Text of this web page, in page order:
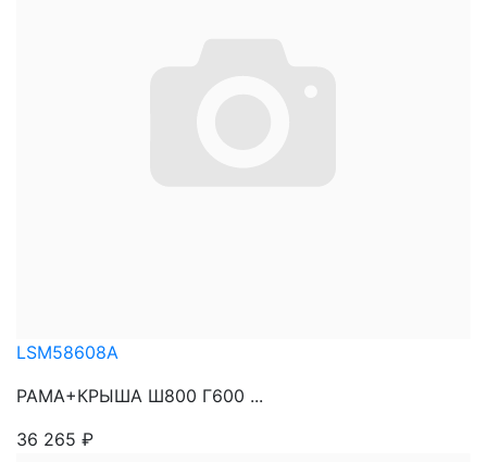
LSM58608A
РАМА+КРЫША Ш800 Г600 ...
36 265 ₽